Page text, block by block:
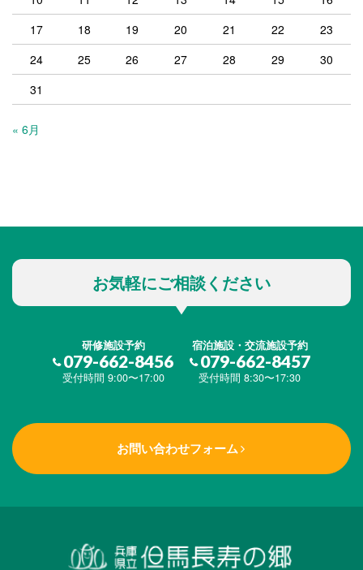
17
18 19 20 21 22
23
24
25 26 27 28 29
30
31
« 6月
お気軽にご相談ください
研修施設予約
079-662-8456
受付時間 9:00〜17:00
宿泊施設・交流施設予約
079-662-8457
受付時間 8:30〜17:30
お問い合わせフォーム